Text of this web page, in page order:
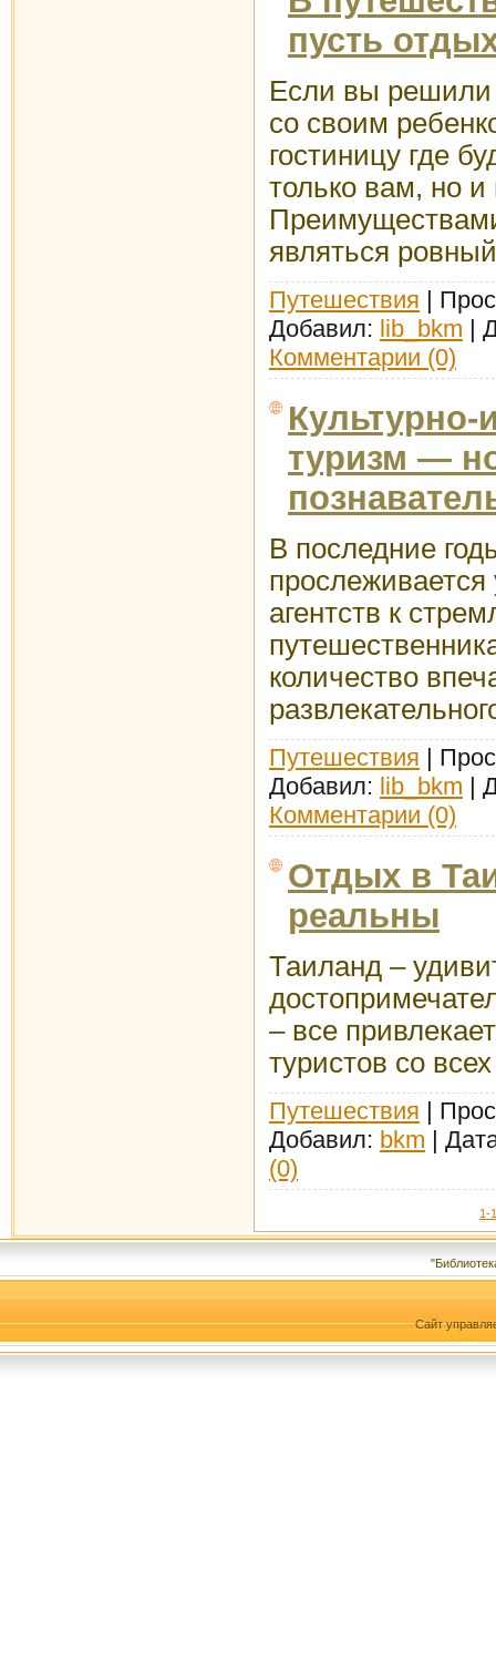
пусть
Если вы решили
со своим
гостиницу где
только вам, но
являться
Путешествия |
Добавил: lib_bkm |
Комментарии (0)
Культурно-
туризм —
В последние
прослеживается
агентств к
количество
Путешествия |
Добавил: lib_bkm |
Комментарии (0)
Отдых в
реальны
Таиланд –
– все
туристов со
Путешествия |
Добавил: bkm |
(0)
1-
Сайт